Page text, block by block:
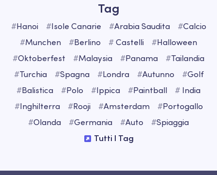
Tag
#Hanoi #Isole Canarie #Arabia Saudita #Calcio
#Munchen #Berlino #Castelli #Halloween
#Oktoberfest #Malaysia #Panama #Tailandia
#Turchia #Spagna #Londra #Autunno #Golf
#Balistica #Polo #Ippica #Paintball # India
#Inghilterra #Rooji #Amsterdam #Portogallo
#Olanda #Germania #Auto #Spiaggia
Tutti I Tag